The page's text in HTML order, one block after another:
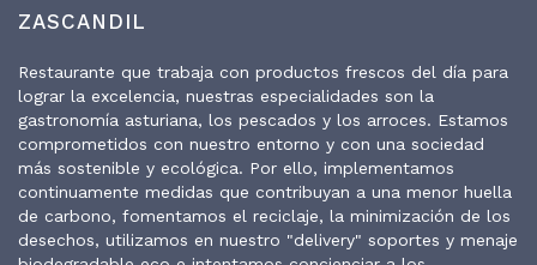
ZASCANDIL
Restaurante que trabaja con productos frescos del día para
lograr la excelencia, nuestras especialidades son la
gastronomía asturiana, los pescados y los arroces. Estamos
comprometidos con nuestro entorno y con una sociedad
más sostenible y ecológica. Por ello, implementamos
continuamente medidas que contribuyan a una menor huella
de carbono, fomentamos el reciclaje, la minimización de los
desechos, utilizamos en nuestro "delivery" soportes y menaje